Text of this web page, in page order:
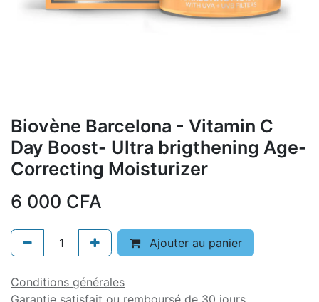
Biovène Barcelona - Vitamin C
Day Boost- Ultra brigthening Age-
Correcting Moisturizer
6 000 CFA
Ajouter au panier
Conditions générales
Garantie satisfait ou remboursé de 30 jours